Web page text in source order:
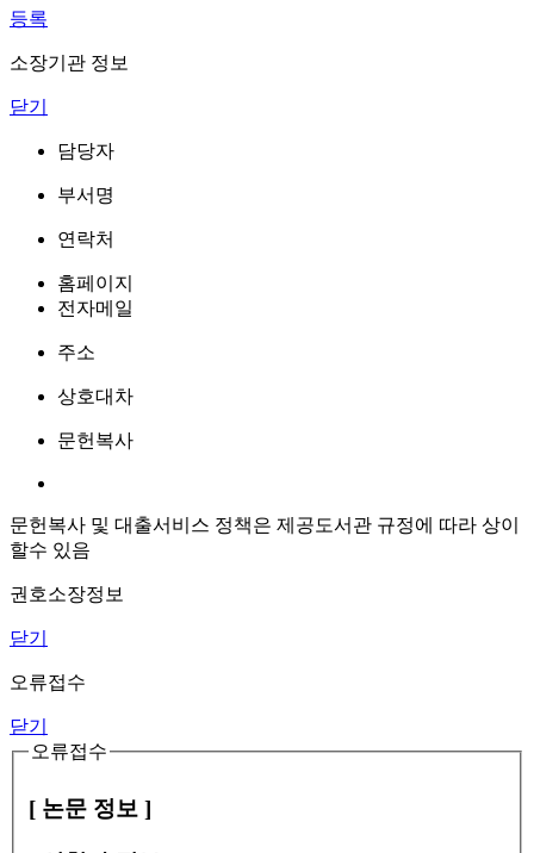
등록
소장기관 정보
닫기
담당자
부서명
연락처
홈페이지
전자메일
주소
상호대차
문헌복사
문헌복사 및 대출서비스 정책은 제공도서관 규정에 따라 상이
할수 있음
권호소장정보
닫기
오류접수
닫기
오류접수
[ 논문 정보 ]